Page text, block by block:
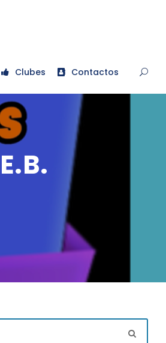
Clubes Contactos